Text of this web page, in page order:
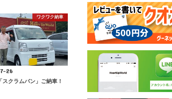
ワクワク納車
26
スクラムバン」ご納車！